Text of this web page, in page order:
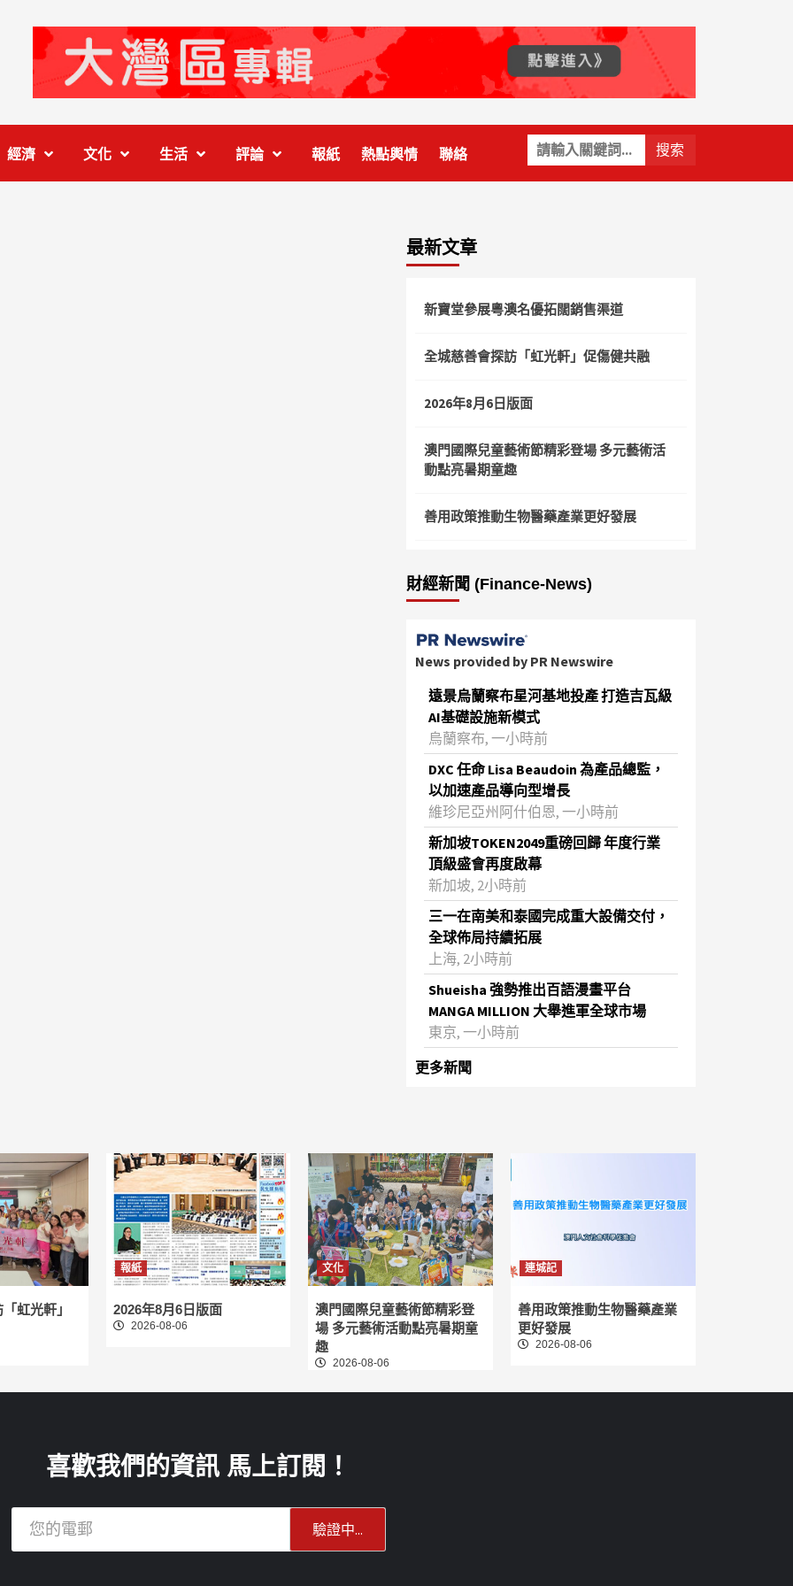
關
鍵
字:
經濟 文化 生活 評論 報紙 熱點輿情 聯絡
最新文章
新寶堂參展粵澳名優拓闊銷售渠道
全城慈善會探訪「虹光軒」促傷健共融
2026年8月6日版面
澳門國際兒童藝術節精彩登場 多元藝術活
動點亮暑期童趣
善用政策推動生物醫藥產業更好發展
財經新聞 (Finance-News)
News provided by PR Newswire
遠景烏蘭察布星河基地投產 打造吉瓦級
AI基礎設施新模式
烏蘭察布, 一小時前
DXC 任命 Lisa Beaudoin 為產品總監，
以加速產品導向型增長
維珍尼亞州阿什伯恩, 一小時前
新加坡TOKEN2049重磅回歸 年度行業
頂級盛會再度啟幕
新加坡, 2小時前
三一在南美和泰國完成重大設備交付，
全球佈局持續拓展
上海, 2小時前
Shueisha 強勢推出百語漫畫平台
MANGA MILLION 大舉進軍全球市場
東京, 一小時前
更多新聞
虹光軒」
報紙
2026年8月6日版面
2026-08-06
文化
澳門國際兒童藝術節精彩登
場 多元藝術活動點亮暑期童
趣
2026-08-06
連城記
善用政策推動生物醫藥產業
更好發展
2026-08-06
喜歡我們的資訊 馬上訂閱！